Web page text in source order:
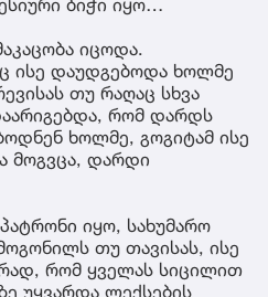
ბიჭი იყო…
იცოდა.
ისე დაუდგებოდა ხოლმე
თუ რაღაც სხვა
რომ დარდს
ხოლმე, გოგიტამ ისე
მოგვცა, დარდი
იყო, სახუმარო
თუ თავისას, ისე
რომ ყველას სიცილით
უყვარდა ლექსების